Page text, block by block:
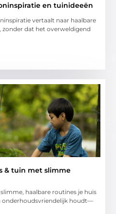
en tuinideeën
vertaalt naar haalbare
zonder dat het overweldigend
& tuin met slimme
haalbare routines je huis
onderhoudsvriendelijk houdt—